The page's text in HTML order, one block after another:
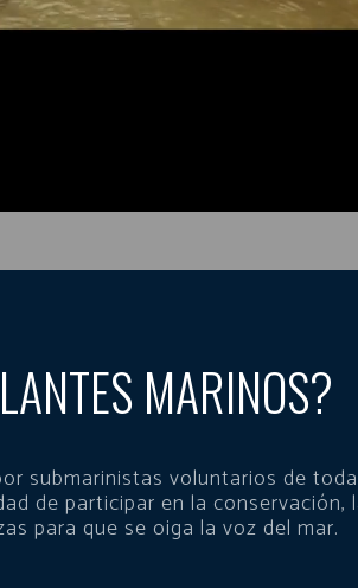
MARINOS?
submarinistas voluntarios de
de participar en la conservación,
para que se oiga la voz del mar.